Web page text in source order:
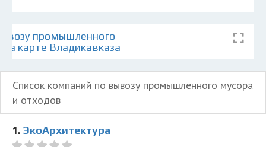
промышленного
карте Владикавказа
Список компаний по вывозу промышленного мусора
и отходов
1. ЭкоАрхитектура